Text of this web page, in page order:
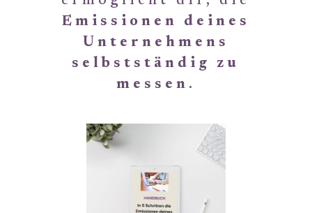
Emissionen deines
Unternehmens
selbstständig zu
messen .